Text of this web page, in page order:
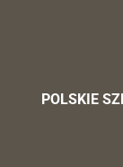
POLSKIE